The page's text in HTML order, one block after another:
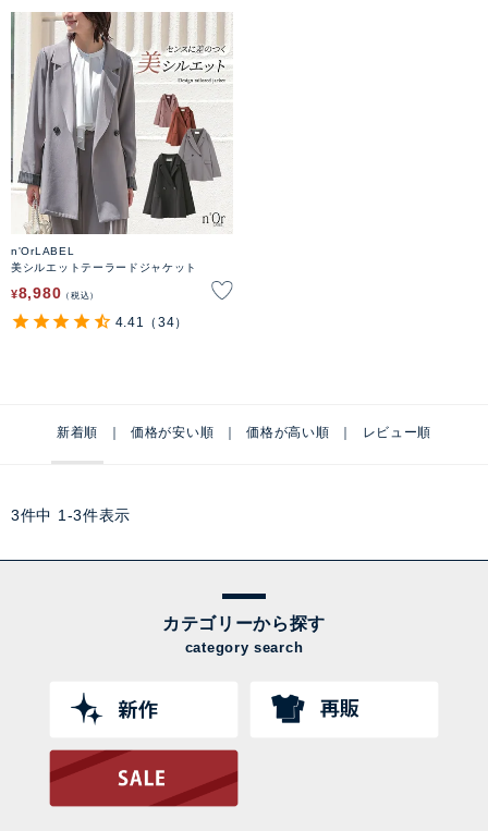
n'OrLABEL
美シルエットテーラードジャケット
¥8,980 税込
4.41 （34）
新着順 価格が安い順 価格が高い順 レビュー順
3件中 1 -3件表示
カテゴリーから探す
category search